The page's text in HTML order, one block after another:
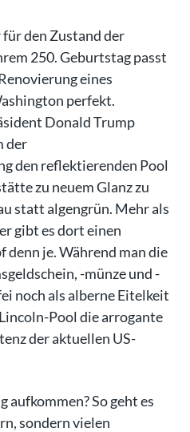
den Zustand der
250. Geburtstag passt
eines
perfekt.
Donald Trump
der
den reflektierenden Pool
zu neuem Glanz zu
statt algengrün. Mehr als
gibt es dort einen
je. Während man die
-münze und -
noch als alberne Eitelkeit
Pool die arrogante
der aktuellen US-
aufkommen? So geht es
sondern vielen